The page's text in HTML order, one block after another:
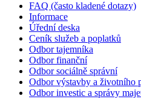
FAQ (často kladené dotazy)
Informace
Úřední deska
Ceník služeb a poplatků
Odbor tajemníka
Odbor finanční
Odbor sociálně správní
Odbor výstavby a životního
Odbor investic a správy